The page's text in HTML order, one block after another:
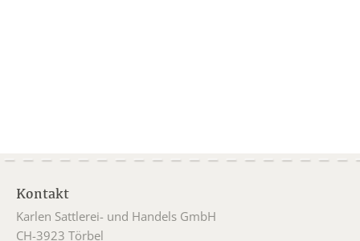
Kontakt
Karlen Sattlerei- und Handels GmbH
CH-3923 Törbel